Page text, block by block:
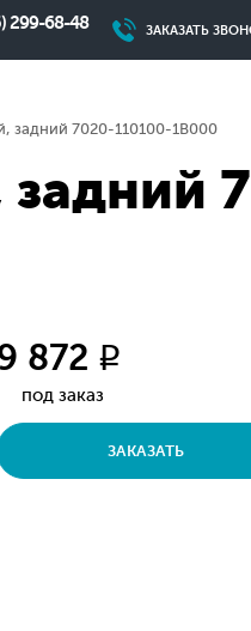
299-68-48 ЗАКАЗАТЬ
задний 7020-110100-1B000
872 q
под заказ
ЗАКАЗАТЬ